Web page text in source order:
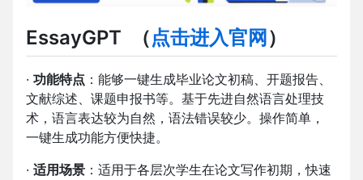
EssayGPT （点击进入官网 ）
· 功能特点 ：能够一键生成毕业论文初稿、开题报告、
文献综述、课题申报书等。基于先进自然语言处理技
术，语言表达较为自然，语法错误较少。操作简单，
一键生成功能方便快捷。
· 适用场景 ：适用于各层次学生在论文写作初期，快速